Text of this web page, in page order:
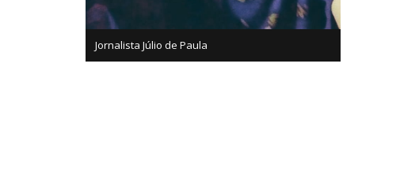
Jornalista Júlio de Paula